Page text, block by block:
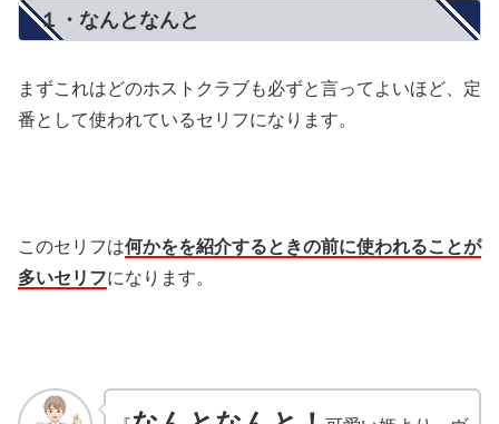
１・なんとなんと
まずこれはどのホストクラブも必ずと言ってよいほど、定
番として使われているセリフになります。
このセリフは何かをを紹介するときの前に使われることが
多いセリフになります。